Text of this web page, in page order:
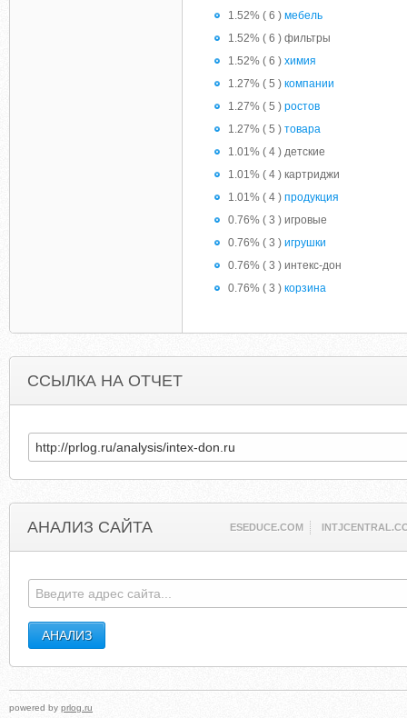
1.52% ( 6 ) мебель
1.52% ( 6 ) фильтры
1.52% ( 6 ) химия
1.27% ( 5 ) компании
1.27% ( 5 ) ростов
1.27% ( 5 ) товара
1.01% ( 4 ) детские
1.01% ( 4 ) картриджи
1.01% ( 4 ) продукция
0.76% ( 3 ) игровые
0.76% ( 3 ) игрушки
0.76% ( 3 ) интекс-дон
0.76% ( 3 ) корзина
ССЫЛКА НА ОТЧЕТ
АНАЛИЗ САЙТА ESEDUCE.COM
powered by prlog.ru